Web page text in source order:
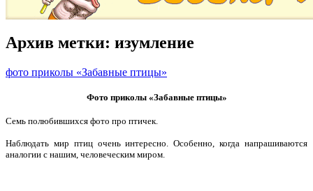
Архив метки: изумление
фото приколы «Забавные птицы»
Фото приколы «Забавные птицы»
Семь полюбившихся фото про птичек.
Наблюдать мир птиц очень интересно. Особенно, когда напрашиваются
аналогии с нашим, человеческим миром.